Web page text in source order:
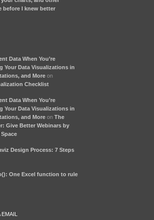
before I knew better
Data When You’re
Your Data Visualizations in
and More on
Checklist
Data When You’re
Your Data Visualizations in
and More on The
Give Better Webinars by
Design Process: 7 Steps
One Excel function to rule